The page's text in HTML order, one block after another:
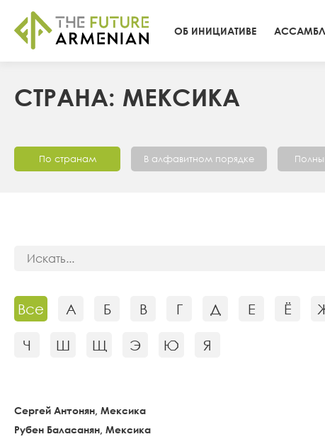
ОБ ИНИЦИАТИВЕ
СТРАНА: МЕКСИКА
По странам В алфавитном порядке
Все А Б В Г Д Е Ё
Ч Ш Щ Э Ю Я
Сергей Антонян, Мексика
Рубен Баласанян, Мексика